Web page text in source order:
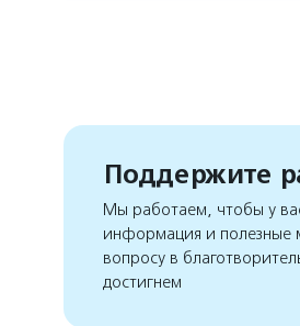
Поддержите
Мы работаем, чтобы у
информация и полезные
вопросу в
достигнем